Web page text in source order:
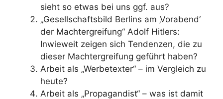
sieht so etwas bei uns ggf. aus?
„Gesellschaftsbild Berlins am ‚Vorabend‘
der Machtergreifung“ Adolf Hitlers:
Inwieweit zeigen sich Tendenzen, die zu
dieser Machtergreifung geführt haben?
Arbeit als „Werbetexter“ – im Vergleich zu
heute?
Arbeit als „Propagandist“ – was ist damit